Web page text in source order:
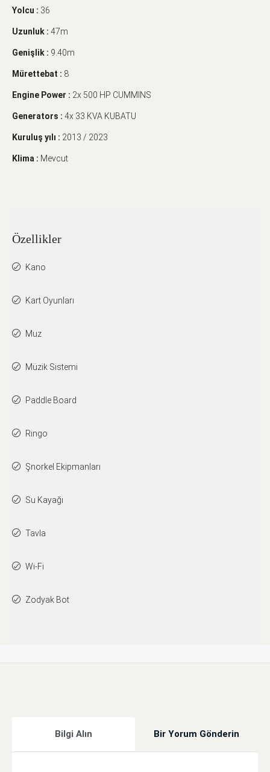
Yolcu : 36
Uzunluk : 47m
Genişlik : 9.40m
Mürettebat : 8
Engine Power : 2x 500 HP CUMMINS
Generators : 4x 33 KVA KUBATU
Kuruluş yılı : 2013 / 2023
Klima : Mevcut
Özellikler
Kano
Kart Oyunları
Muz
Müzik Sistemi
Paddle Board
Ringo
Şnorkel Ekipmanları
Su Kayağı
Tavla
Wi-Fi
Zodyak Bot
Bilgi Alın Bir Yorum Gönderin